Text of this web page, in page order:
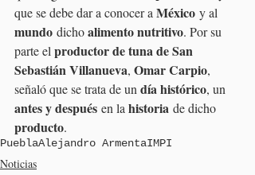
que se debe dar a conocer a México y al
mundo dicho alimento nutritivo. Por su
parte el productor de tuna de San
Sebastián Villanueva, Omar Carpio,
señaló que se trata de un día histórico, un
antes y después en la historia de dicho
producto.
PueblaAlejandro ArmentaIMPI
Noticias